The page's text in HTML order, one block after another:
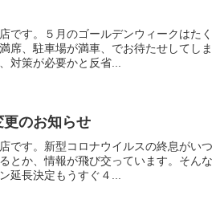
です。５月のゴールデンウィークはたく
席、駐車場が満車、でお待たせしてしま
対策が必要かと反省...
のお知らせ
です。新型コロナウイルスの終息がいつ
とか、情報が飛び交っています。そんな
延長決定もうすぐ４...